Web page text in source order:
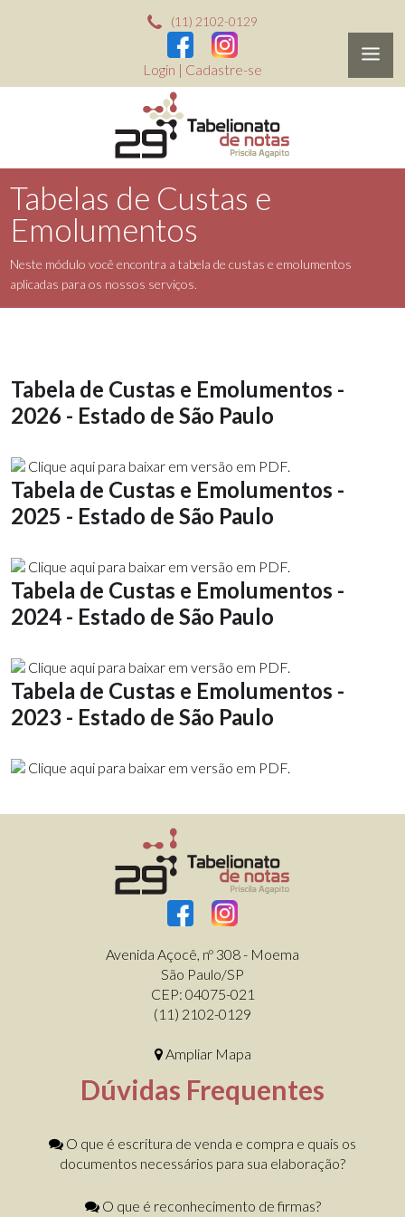
(11) 2102-0129
Login | Cadastre-se
Tabelas de Custas e
Emolumentos
Neste módulo você encontra a tabela de custas e emolumentos
aplicadas para os nossos serviços.
Tabela de Custas e Emolumentos -
2026 - Estado de São Paulo
Clique aqui para baixar em versão em PDF.
Tabela de Custas e Emolumentos -
2025 - Estado de São Paulo
Clique aqui para baixar em versão em PDF.
Tabela de Custas e Emolumentos -
2024 - Estado de São Paulo
Clique aqui para baixar em versão em PDF.
Tabela de Custas e Emolumentos -
2023 - Estado de São Paulo
Clique aqui para baixar em versão em PDF.
Avenida Açocê, nº 308 - Moema
São Paulo/SP
CEP: 04075-021
(11) 2102-0129
Ampliar Mapa
Dúvidas Frequentes
O que é escritura de venda e compra e quais os
documentos necessários para sua elaboração?
O que é reconhecimento de firmas?